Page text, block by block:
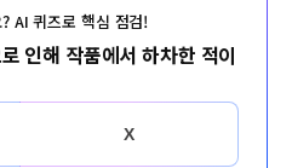
AI 퀴즈로 핵심 점검!
인해 작품에서 하차한 적이
X